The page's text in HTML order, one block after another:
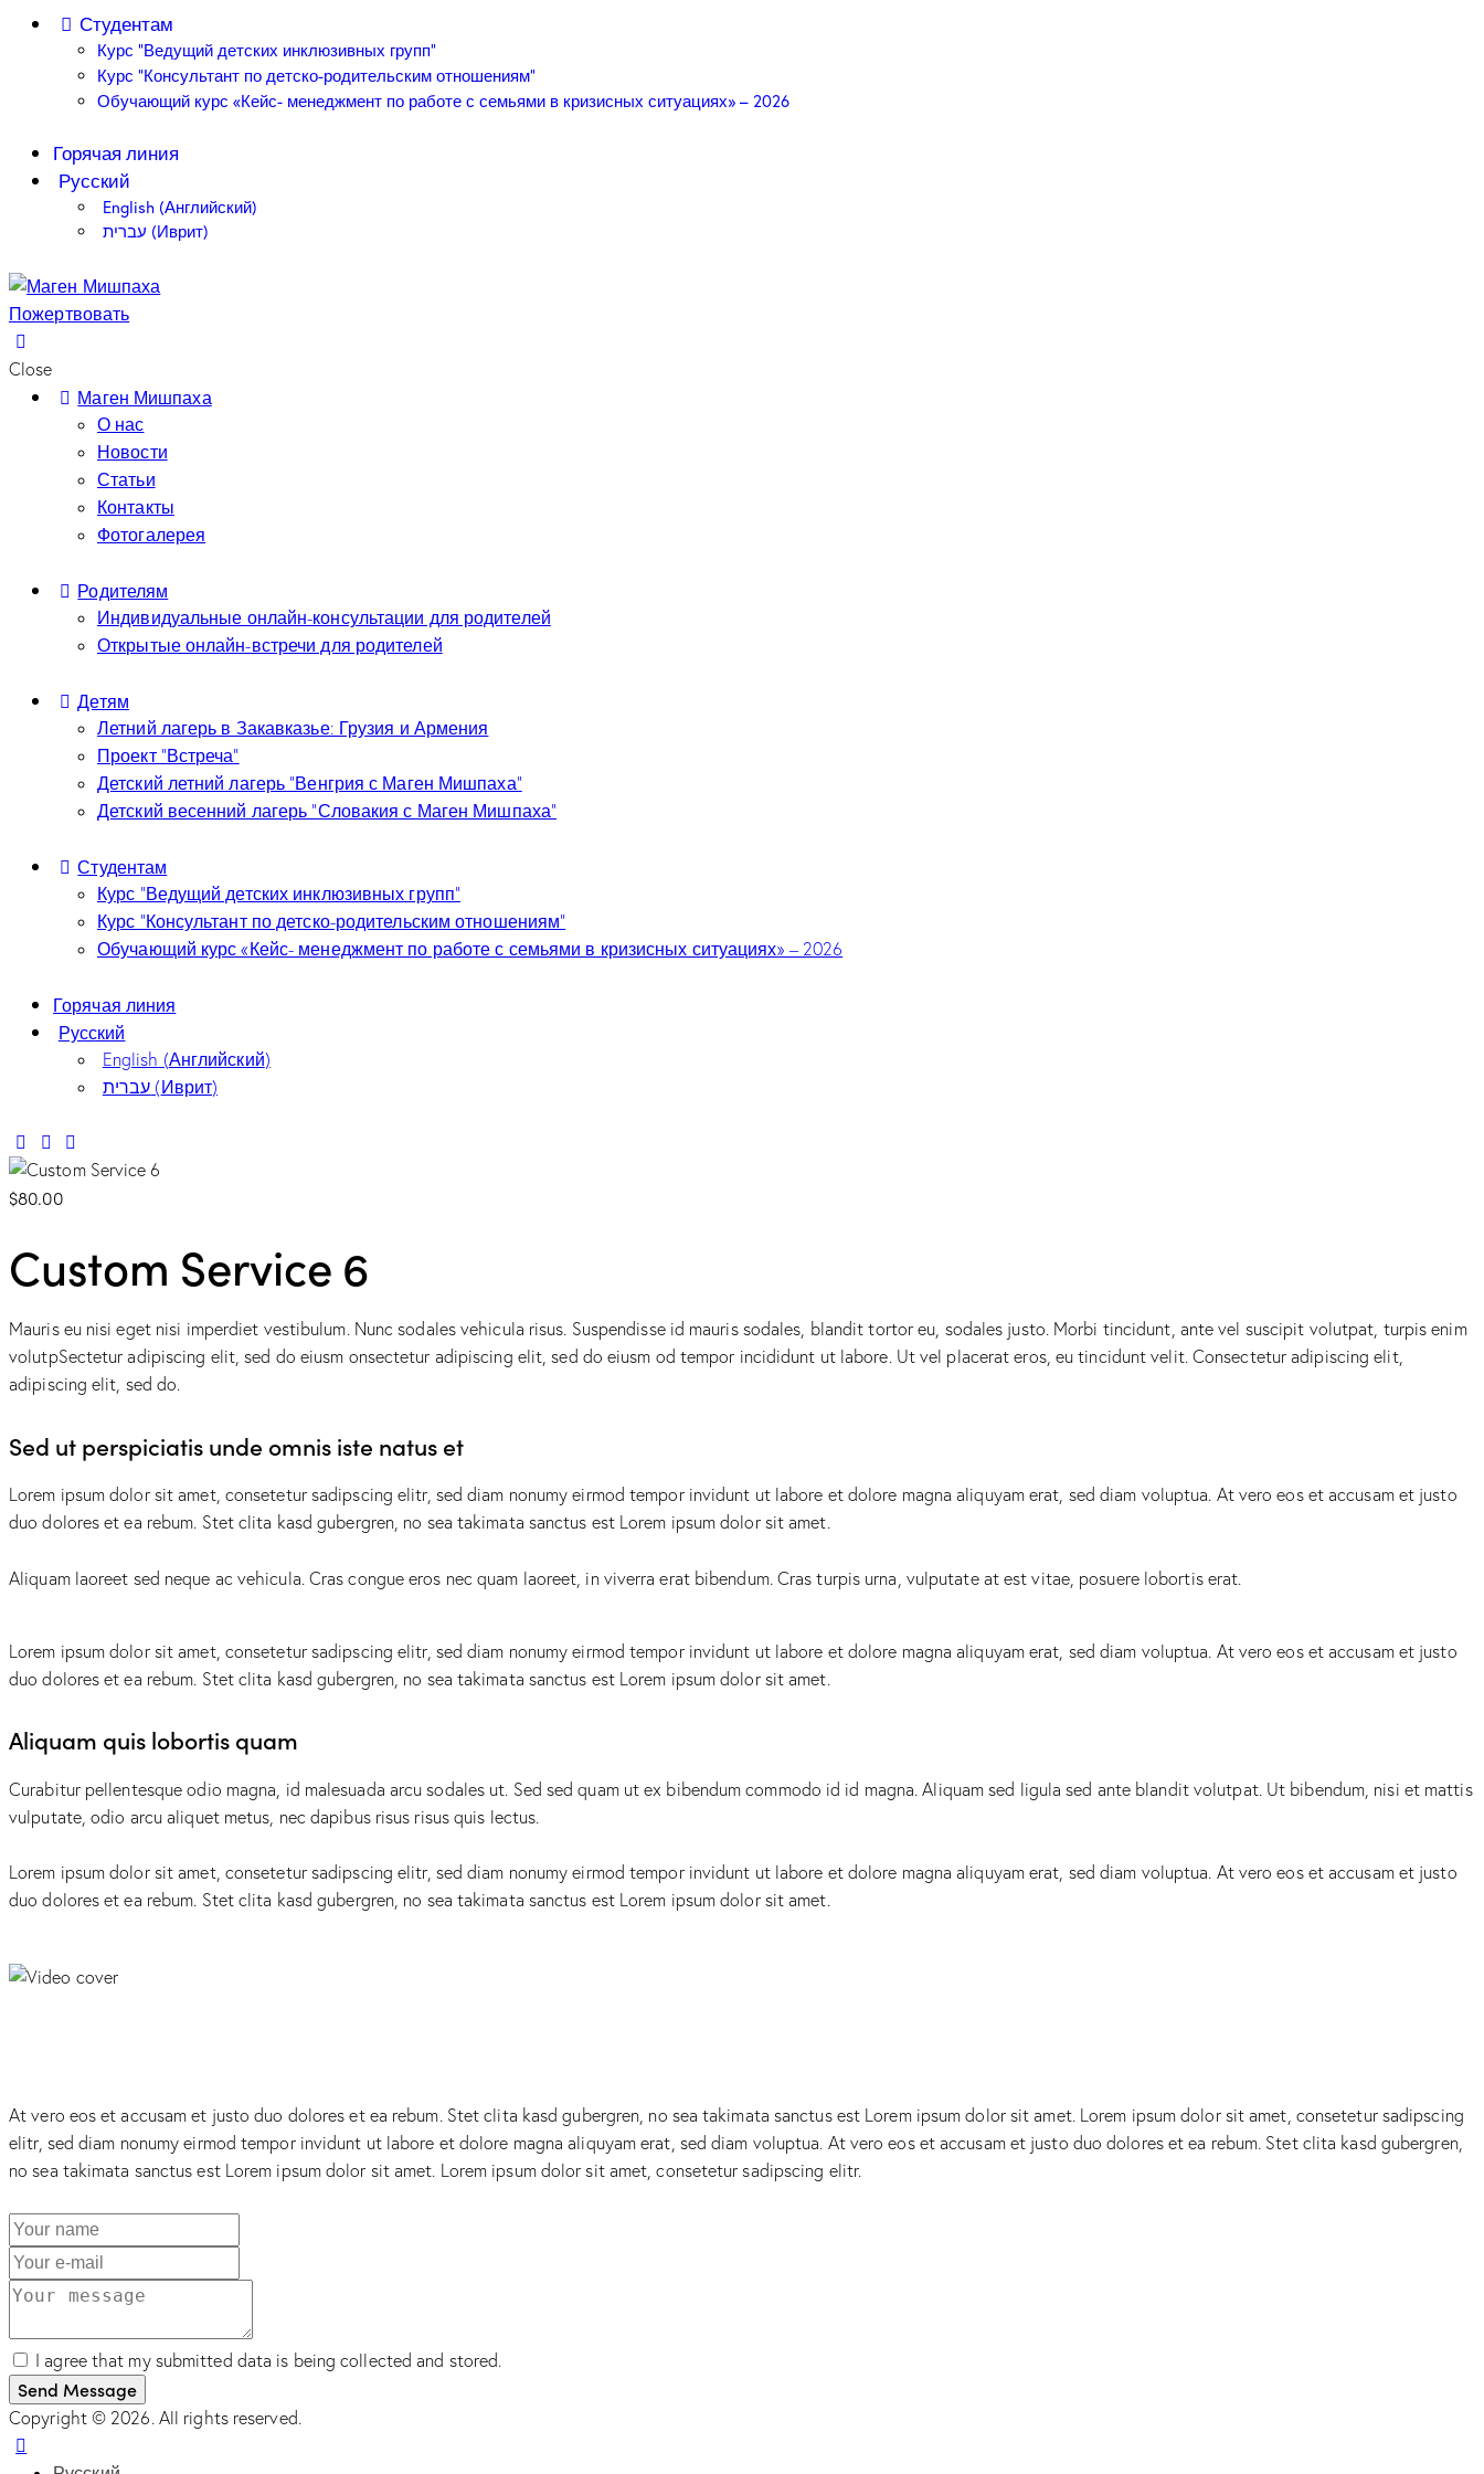
Студентам
Курс “Ведущий детских инклюзивных групп”
Курс “Консультант по детско-родительским отношениям”
Обучающий курс «Кейс- менеджмент по работе с семьями в кризисных ситуациях» – 2026
Горячая линия
Русский
English(Английский)
עברית (Иврит)
Пожертвовать
Close
Маген Мишпаха
О нас
Новости
Статьи
Контакты
Фотогалерея
Родителям
Индивидуальные онлайн-консультации для родителей
Открытые онлайн-встречи для родителей
Детям
Летний лагерь в Закавказье: Грузия и Армения
Проект “Встреча”
Детский летний лагерь “Венгрия с Маген Мишпаха”
Детский весенний лагерь “Словакия с Маген Мишпаха”
Студентам
Курс “Ведущий детских инклюзивных групп”
Курс “Консультант по детско-родительским отношениям”
Обучающий курс «Кейс- менеджмент по работе с семьями в кризисных ситуациях» – 2026
Горячая линия
Русский
English (Английский)
עברית (Иврит)
$80.00
Custom Service 6
Mauris eu nisi eget nisi imperdiet vestibulum. Nunc sodales vehicula risus. Suspendisse id mauris sodales, blandit tortor eu, sodales justo. Morbi tincidunt, ante vel suscipit volutpat, turpis enim
volutpSectetur adipiscing elit, sed do eiusm onsectetur adipiscing elit, sed do eiusm od tempor incididunt ut labore. Ut vel placerat eros, eu tincidunt velit. Consectetur adipiscing elit,
adipiscing elit, sed do.
Sed ut perspiciatis unde omnis iste natus et
Lorem ipsum dolor sit amet, consetetur sadipscing elitr, sed diam nonumy eirmod tempor invidunt ut labore et dolore magna aliquyam erat, sed diam voluptua. At vero eos et accusam et justo
duo dolores et ea rebum. Stet clita kasd gubergren, no sea takimata sanctus est Lorem ipsum dolor sit amet.
Aliquam laoreet sed neque ac vehicula. Cras congue eros nec quam laoreet, in viverra erat bibendum. Cras turpis urna, vulputate at est vitae, posuere lobortis erat.
Lorem ipsum dolor sit amet, consetetur sadipscing elitr, sed diam nonumy eirmod tempor invidunt ut labore et dolore magna aliquyam erat, sed diam voluptua. At vero eos et accusam et justo
duo dolores et ea rebum. Stet clita kasd gubergren, no sea takimata sanctus est Lorem ipsum dolor sit amet.
Aliquam quis lobortis quam
Curabitur pellentesque odio magna, id malesuada arcu sodales ut. Sed sed quam ut ex bibendum commodo id id magna. Aliquam sed ligula sed ante blandit volutpat. Ut bibendum, nisi et mattis
vulputate, odio arcu aliquet metus, nec dapibus risus risus quis lectus.
Lorem ipsum dolor sit amet, consetetur sadipscing elitr, sed diam nonumy eirmod tempor invidunt ut labore et dolore magna aliquyam erat, sed diam voluptua. At vero eos et accusam et justo
duo dolores et ea rebum. Stet clita kasd gubergren, no sea takimata sanctus est Lorem ipsum dolor sit amet.
At vero eos et accusam et justo duo dolores et ea rebum. Stet clita kasd gubergren, no sea takimata sanctus est Lorem ipsum dolor sit amet. Lorem ipsum dolor sit amet, consetetur sadipscing
elitr, sed diam nonumy eirmod tempor invidunt ut labore et dolore magna aliquyam erat, sed diam voluptua. At vero eos et accusam et justo duo dolores et ea rebum. Stet clita kasd gubergren,
no sea takimata sanctus est Lorem ipsum dolor sit amet. Lorem ipsum dolor sit amet, consetetur sadipscing elitr.
I agree that my submitted data is being collected and stored.
Send Message
Copyright © 2026. All rights reserved.